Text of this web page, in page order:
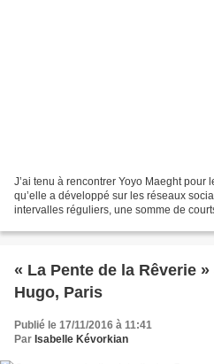
J’ai tenu à rencontrer Yoyo Maeght pour
qu’elle a développé sur les réseaux
intervalles réguliers, une somme de
« La Pente de la Rêverie
Hugo, Paris
Publié le 17/11/2016 à 11:41
Par Isabelle Kévorkian